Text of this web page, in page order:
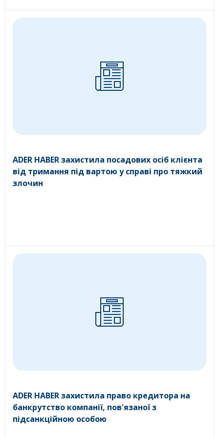
ADER HABER захистила посадових осіб клієнта
від тримання під вартою у справі про тяжкий
злочин
ADER HABER захистила право кредитора на
банкрутство компанії, пов'язаної з
підсанкційною особою